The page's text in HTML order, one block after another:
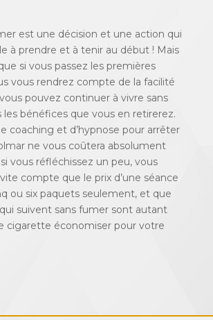
est une décision et une action qui
à prendre et à tenir au début ! Mais
si vous passez les premières
vous rendrez compte de la facilité
pouvez continuer à vivre sans
bénéfices que vous en retirerez.
coaching et d’hypnose pour arrêter
ne vous coûtera absolument
vous réfléchissez un peu, vous
compte que le prix d’une séance
ou six paquets seulement, et que
suivent sans fumer sont autant
cigarette économiser pour votre